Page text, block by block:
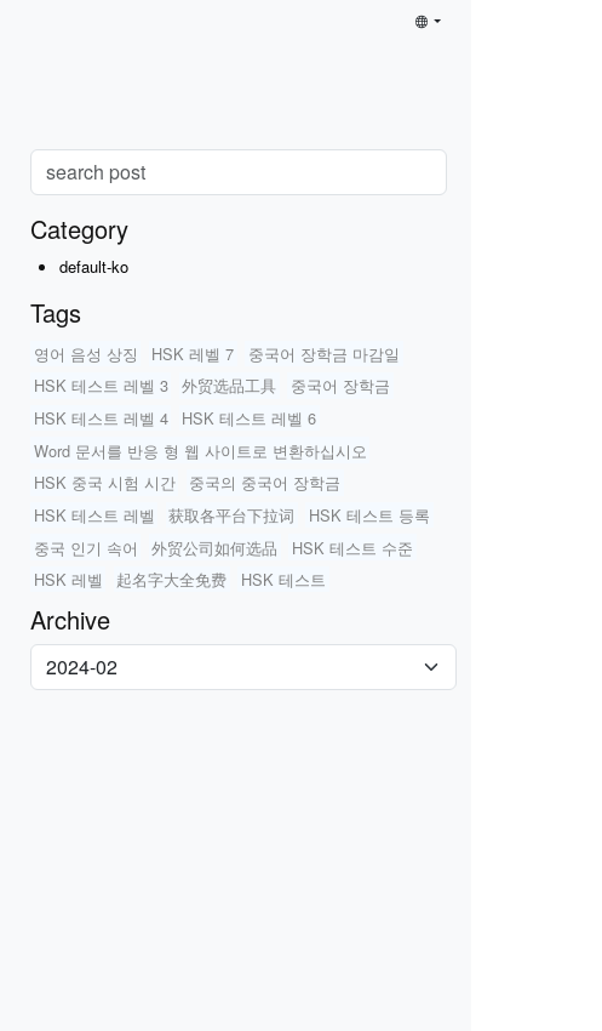
Category
default-ko
Tags
영어 음성 상징 HSK 레벨 7
중국어 장학금 마감일
HSK 테스트 레벨 3
外贸选品工具
중국어 장학금
HSK 테스트 레벨 4
HSK 테스트 레벨 6
Word 문서를 반응 형 웹 사이트로 변환하십시오
HSK 중국 시험 시간
중국의 중국어 장학금
HSK 테스트 레벨
获取各平台下拉词
HSK 테스트 등록
중국 인기 속어
外贸公司如何选品
HSK 테스트 수준
HSK 레벨
起名字大全免费 HSK 테스트
Archive